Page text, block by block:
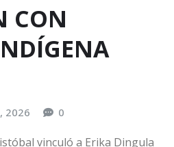
CON
2026 0
vinculó a Erika Dingula